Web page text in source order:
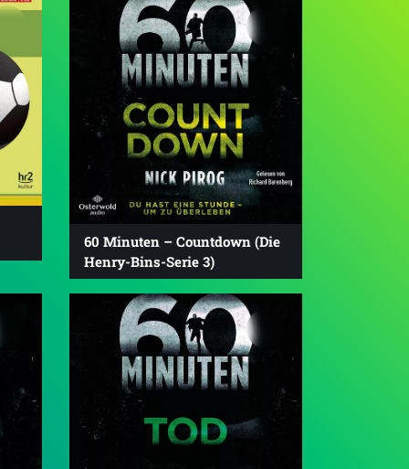
60 Minuten – Countdown (Die
Henry-Bins-Serie 3)